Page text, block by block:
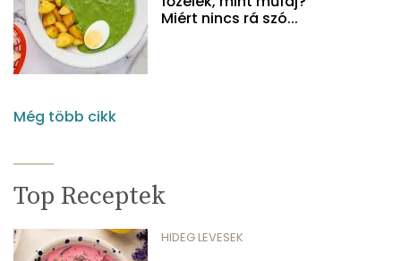
Miért nincs rá szó...
Még több cikk
Top Receptek
HIDEG LEVESEK